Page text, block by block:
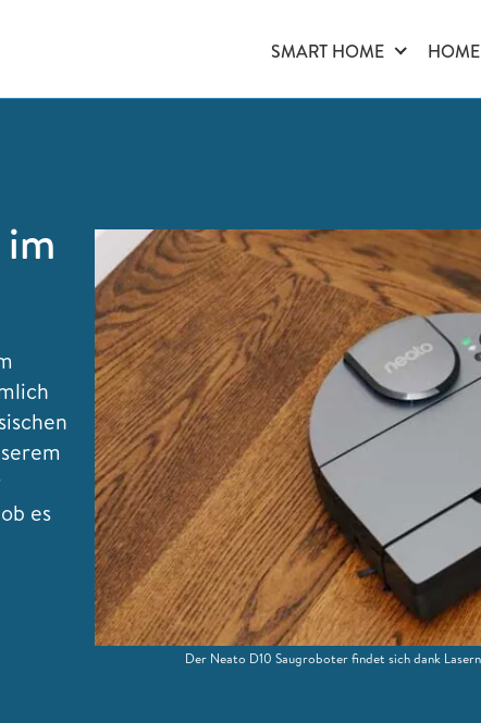
SMART HOME
es
Der Neato D10 Saugroboter findet sich dank